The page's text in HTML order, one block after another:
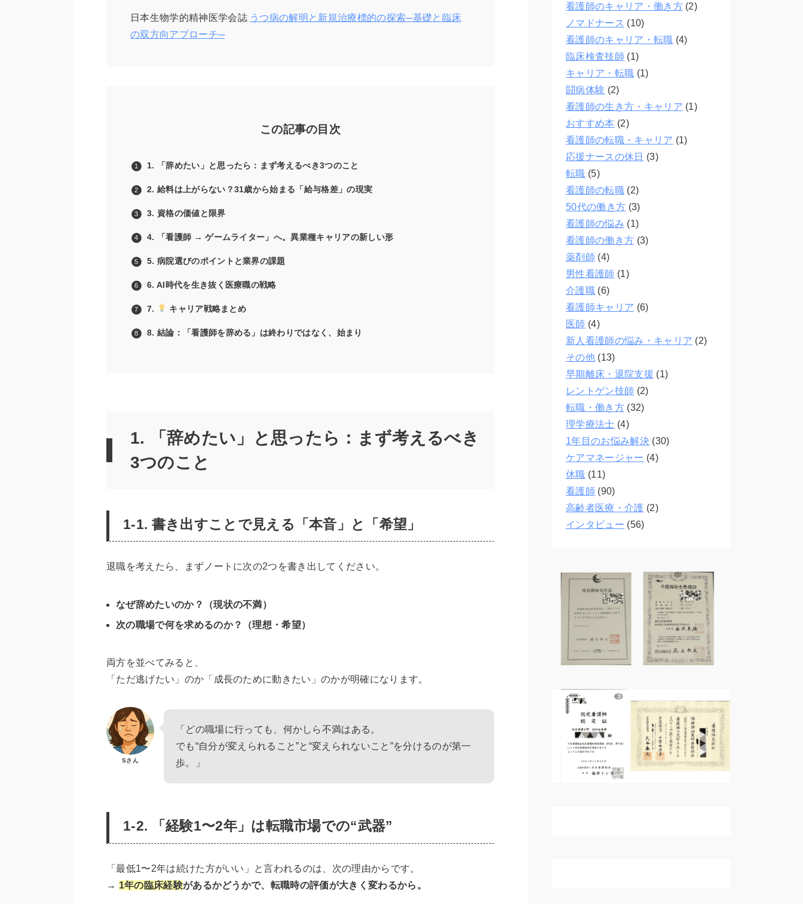
日本生物学的精神医学会誌 うつ病の解明と新規治療標的の探索─基礎と臨床
の双方向アプローチ─
この記事の目次
1. 「辞めたい」と思ったら：まず考えるべき3つのこと
2. 給料は上がらない？31歳から始まる「給与格差」の現実
3. 資格の価値と限界
4. 「看護師 → ゲームライター」へ。異業種キャリアの新しい形
5. 病院選びのポイントと業界の課題
6. AI時代を生き抜く医療職の戦略
7. キャリア戦略まとめ
8. 結論：「看護師を辞める」は終わりではなく、始まり
1. 「辞めたい」と思ったら：まず考えるべき
3つのこと
1-1. 書き出すことで見える「本音」と「希望」
退職を考えたら、まずノートに次の2つを書き出してください。
なぜ辞めたいのか？（現状の不満）
次の職場で何を求めるのか？（理想・希望）
両方を並べてみると、
「ただ逃げたい」のか「成長のために動きたい」のかが明確になります。
Sさん
「どの職場に行っても、何かしら不満はある。
でも“自分が変えられること”と“変えられないこと”を分けるのが第一
歩。」
1-2. 「経験1〜2年」は転職市場での“武器”
「最低1〜2年は続けた方がいい」と言われるのは、次の理由からです。
→ 1年の臨床経験があるかどうかで、転職時の評価が大きく変わるから。
看護師のキャリア・働き方(2)
ノマドナース (10)
看護師のキャリア・転職 (4)
臨床検査技師 (1)
キャリア・転職 (1)
闘病体験 (2)
看護師の生き方・キャリア (1)
おすすめ本 (2)
看護師の転職・キャリア (1)
応援ナースの休日 (3)
転職 (5)
看護師の転職(2)
50代の働き方 (3)
看護師の悩み (1)
看護師の働き方 (3)
薬剤師 (4)
男性看護師 (1)
介護職(6)
看護師キャリア (6)
医師 (4)
新人看護師の悩み・キャリア (2)
その他(13)
早期離床・退院支援 (1)
レントゲン技師 (2)
転職・働き方(32)
理学療法士 (4)
1年目のお悩み解決(30)
ケアマネージャー (4)
休職 (11)
看護師 (90)
高齢者医療・介護 (2)
インタビュー (56)